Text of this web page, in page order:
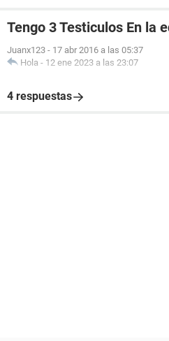
Tengo 3 Testiculos En la
Juanx123 - 17 abr 2016 a las 05:37
Hola - 12 ene 2023 a las 23:07
4 respuestas